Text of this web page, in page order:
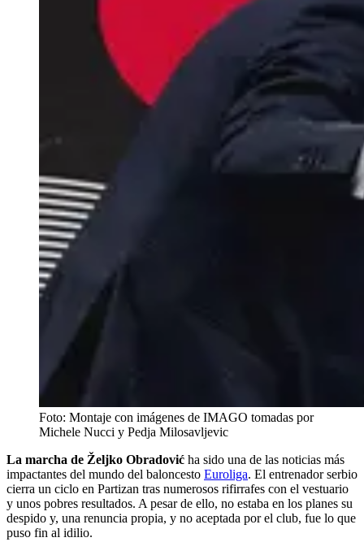
Foto: Montaje con imágenes de IMAGO tomadas por
Michele Nucci y Pedja Milosavljevic
La marcha de Željko Obradović ha sido una de las noticias más
impactantes del mundo del baloncesto Euroliga. El entrenador serbio
cierra un ciclo en Partizan tras numerosos rifirrafes con el vestuario
y unos pobres resultados. A pesar de ello, no estaba en los planes su
despido y, una renuncia propia, y no aceptada por el club, fue lo que
puso fin al idilio.